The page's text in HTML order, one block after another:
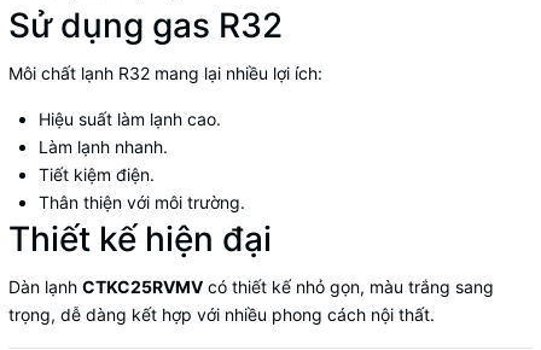
Sử dụng gas R32
Môi chất lạnh R32 mang lại nhiều lợi ích:
Hiệu suất làm lạnh cao.
Làm lạnh nhanh.
Tiết kiệm điện.
Thân thiện với môi trường.
Thiết kế hiện đại
Dàn lạnh CTKC25RVMV có thiết kế nhỏ gọn, màu trắng sang
trọng, dễ dàng kết hợp với nhiều phong cách nội thất.